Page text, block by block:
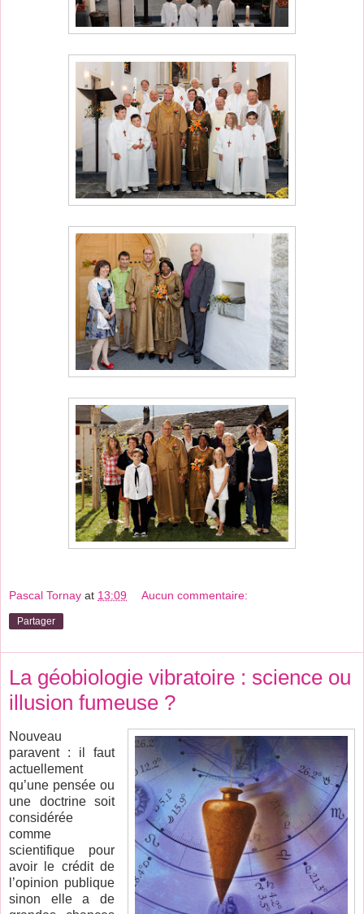
Pascal Tornay at 13:09 Aucun commentaire:
Partager
La géobiologie vibratoire : science ou
illusion fumeuse ?
Nouveau
paravent : il faut
actuellement
qu’une pensée ou
une doctrine soit
considérée
comme
scientifique pour
avoir le crédit de
l’opinion publique
sinon elle a de